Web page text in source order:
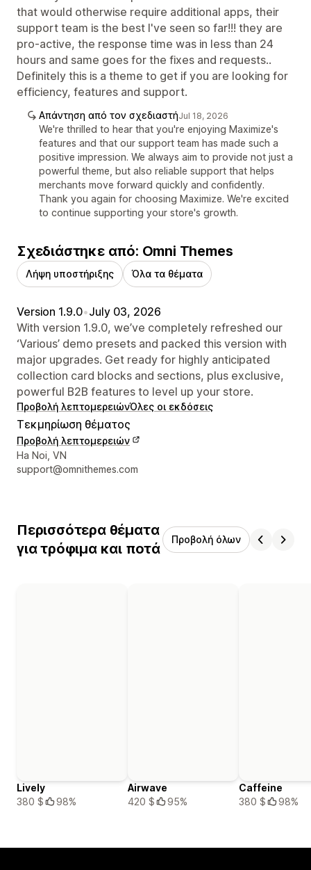
that would otherwise require additional apps, their
support team is the best I've seen so far!!! they are
pro-active, the response time was in less than 24
hours and same goes for the fixes and requests..
Definitely this is a theme to get if you are looking for
efficiency, features and support.
Απάντηση από τον σχεδιαστήJul 18, 2026
We're thrilled to hear that you're enjoying Maximize's
features and that our support team has made such a
positive impression. We always aim to provide not just a
powerful theme, but also reliable support that helps
merchants move forward quickly and confidently.
Thank you again for choosing Maximize. We're excited
to continue supporting your store's growth.
Σχεδιάστηκε από: Omni Themes
Λήψη υποστήριξης Όλα τα θέματα
Version 1.9.0•July 03, 2026
With version 1.9.0, we’ve completely refreshed our
‘Various’ demo presets and packed this version with
major upgrades. Get ready for highly anticipated
collection card blocks and sections, plus exclusive,
powerful B2B features to level up your store.
Προβολή λεπτομερειώνΌλες οι εκδόσεις
Τεκμηρίωση θέματος
Προβολή λεπτομερειών
Στοιχεία επικοινωνίας σχεδιαστή
Ha Noi, VN
support@omnithemes.com
Περισσότερα θέματα
για τρόφιμα και ποτά
Προβολή όλων
Lively
380 $
98%
Airwave
420 $
95%
Caffeine
380 $
98%